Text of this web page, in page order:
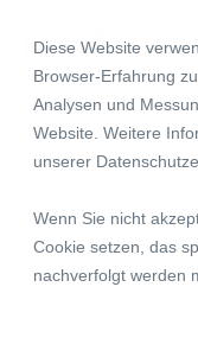
Diese Website
Browser-Erfahrung
Analysen und
Website. Weitere
unserer
Wenn Sie nicht
Cookie setzen, das
nachverfolgt werden